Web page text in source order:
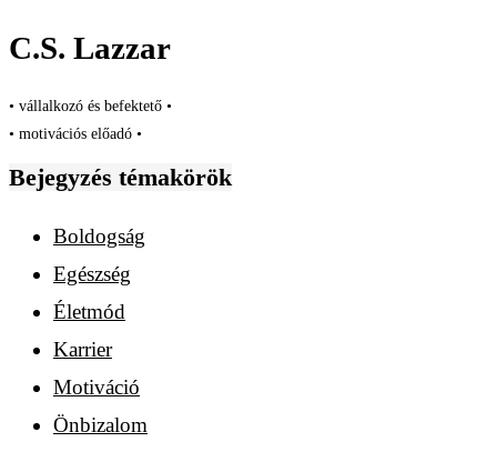
C.S. Lazzar
• vállalkozó és befektető •
• motivációs előadó •
Bejegyzés témakörök
Boldogság
Egészség
Életmód
Karrier
Motiváció
Önbizalom